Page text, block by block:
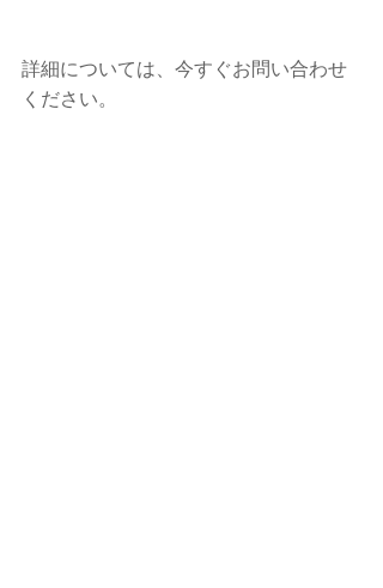
詳細については、今すぐお問い合わせ
ください。